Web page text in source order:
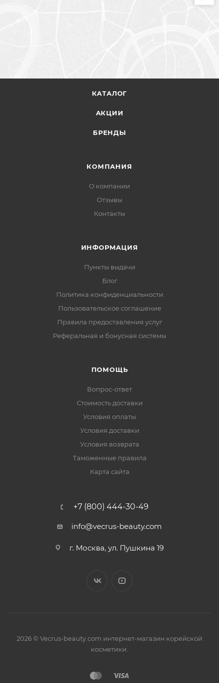
КАТАЛОГ
АКЦИИ
БРЕНДЫ
КОМПАНИЯ
О компании
Отзывы
Контакты
ИНФОРМАЦИЯ
Пункты выдачи
Блог
Политика конфиденциальности
Пользовательское соглашение
Правила предоставления услуг
Реферальная и бонусная системы
ПОМОЩЬ
Вопрос-ответ
Стоимость доставки
Условия оплаты
Условия доставки
Условия возврата
Таможенные правила
Карта сайта
+7 (800) 444-30-49
info@vecrus-beauty.com
г. Москва, ул. Пушкина 19
2026 © Vecrus-beauty.com интернет-магазин корейской
косметики.